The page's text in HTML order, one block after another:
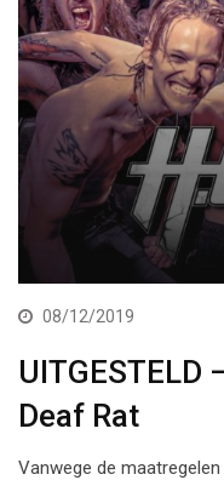
08/12/2019
UITGESTELD
Deaf Rat
Vanwege de